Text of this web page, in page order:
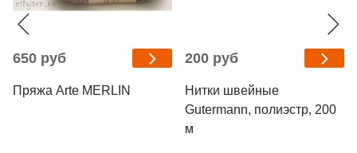
650 руб
Пряжа Arte MERLIN
200 руб
Нитки швейные
Gutermann, полиэстр, 200
м